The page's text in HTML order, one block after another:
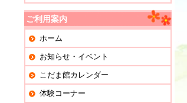
ご利用案内
ホーム
お知らせ・イベント
こだま館カレンダー
体験コーナー